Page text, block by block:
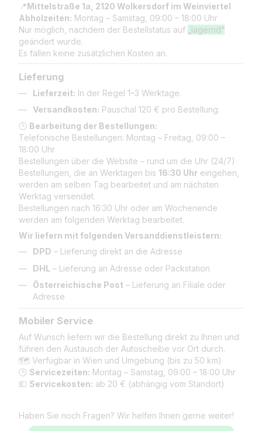
📍Mittelstraße 1a, 2120 Wolkersdorf im Weinviertel
Abholzeiten: Montag – Samstag, 09:00 – 18:00 Uhr
Nur möglich, nachdem der Bestellstatus auf
„lagernd“
geändert wurde.
Es fallen keine zusätzlichen Kosten an.
Lieferung
Lieferzeit: In der Regel 1–3 Werktage.
Versandkosten: Pauschal 120 € pro Bestellung.
🕒 Bearbeitung der Bestellungen:
Telefonische Bestellungen: Montag – Freitag, 09:00 –
18:00 Uhr
Bestellungen über die Website – rund um die Uhr (24/7)
Bestellungen, die an Werktagen bis 16:30 Uhr eingehen,
werden am selben Tag bearbeitet und am nächsten
Werktag versendet.
Bestellungen nach 16:30 Uhr oder am Wochenende
werden am folgenden Werktag bearbeitet.
Wir liefern mit folgenden Versanddienstleistern:
DPD – Lieferung direkt an die Adresse
DHL – Lieferung an Adresse oder Packstation
Österreichische Post – Lieferung an Filiale oder
Adresse
Mobiler Service
Auf Wunsch liefern wir die Bestellung direkt zu Ihnen und
führen den Austausch der Autoscheibe vor Ort durch.
🗺️ Verfügbar in Wien und Umgebung (bis zu 50 km)
🕒 Servicezeiten: Montag – Samstag, 09:00 – 18:00 Uhr
💶 Servicekosten: ab 20 € (abhängig vom Standort)
Haben Sie noch Fragen? Wir helfen Ihnen gerne weiter!